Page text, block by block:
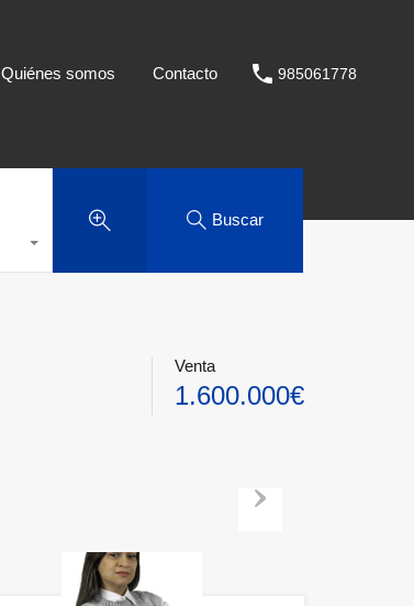
Quiénes somos Contacto 985061778
Buscar
Venta
1.600.000€